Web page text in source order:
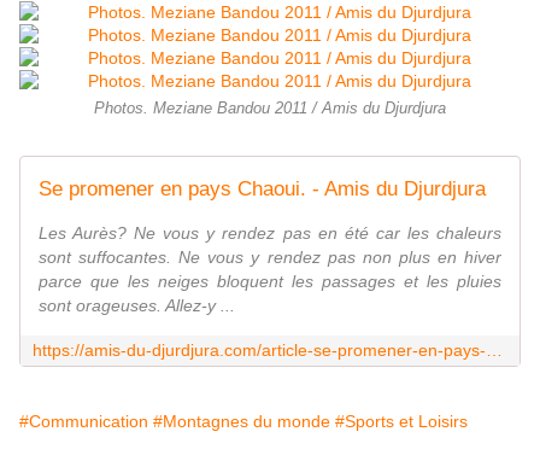
Photos. Meziane Bandou 2011 / Amis du Djurdjura
Se promener en pays Chaoui. - Amis du Djurdjura
Les Aurès? Ne vous y rendez pas en été car les chaleurs
sont suffocantes. Ne vous y rendez pas non plus en hiver
parce que les neiges bloquent les passages et les pluies
sont orageuses. Allez-y ...
#Communication #Montagnes du monde #Sports et Loisirs